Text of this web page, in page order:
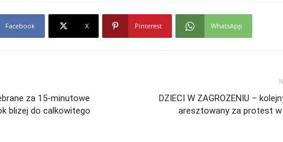
Facebook X Pinterest WhatsApp
za 15-minutowe
blizej do calkowitego
DZIECI W ZAGROZENIU –
aresztowany za protest w